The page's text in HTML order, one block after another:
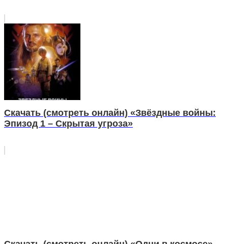
Скачать (смотреть онлайн) «Звёздные войны:
Эпизод 1 – Скрытая угроза»